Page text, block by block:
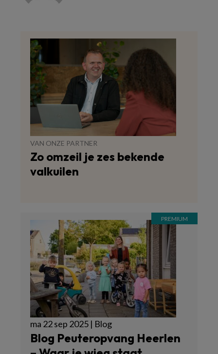
VAN ONZE PARTNER
Zo omzeil je zes bekende
valkuilen
ma 22 sep 2025 | Blog
Blog Peuteropvang Heerlen